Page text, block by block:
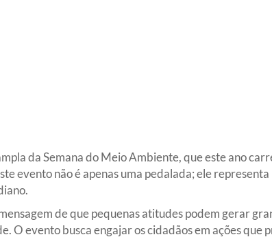
da Semana do Meio Ambiente, que este ano
evento não é apenas uma pedalada; ele
de que pequenas atitudes podem gerar
O evento busca engajar os cidadãos em ações que